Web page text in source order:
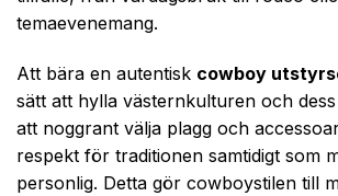
temaevenemang.
Att bära en autentisk cowboy
sätt att hylla västernkulturen och
att noggrant välja plagg och
respekt för traditionen samtidigt som
personlig. Detta gör cowboystilen till